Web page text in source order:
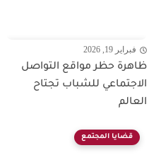
فبراير 19, 2026
ظاهرة حظر مواقع التواصل
الاجتماعي للشباب تجتاح
العالم
قضايا المجتمع